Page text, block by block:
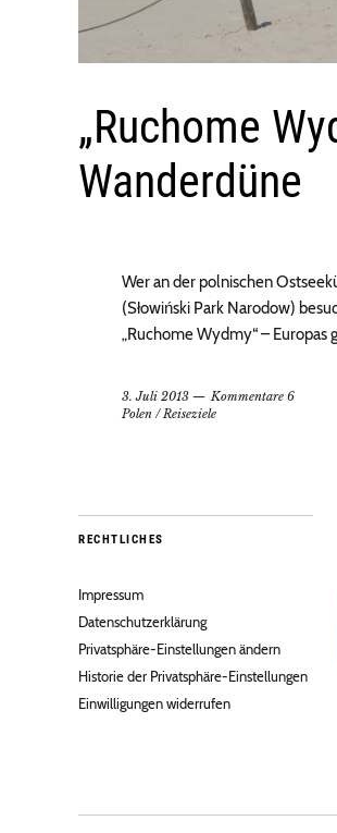
„Ruchome
Wanderdüne
Wer an der polnischen
(Słowiński Park Narodow)
„Ruchome Wydmy“ – Europas
3. Juli 2013
Kommentare 6
Polen /Reiseziele
RECHTLICHES
Impressum
Datenschutzerklärung
Privatsphäre-Einstellungen ändern
Historie der Privatsphäre-Einstellungen
Einwilligungen widerrufen